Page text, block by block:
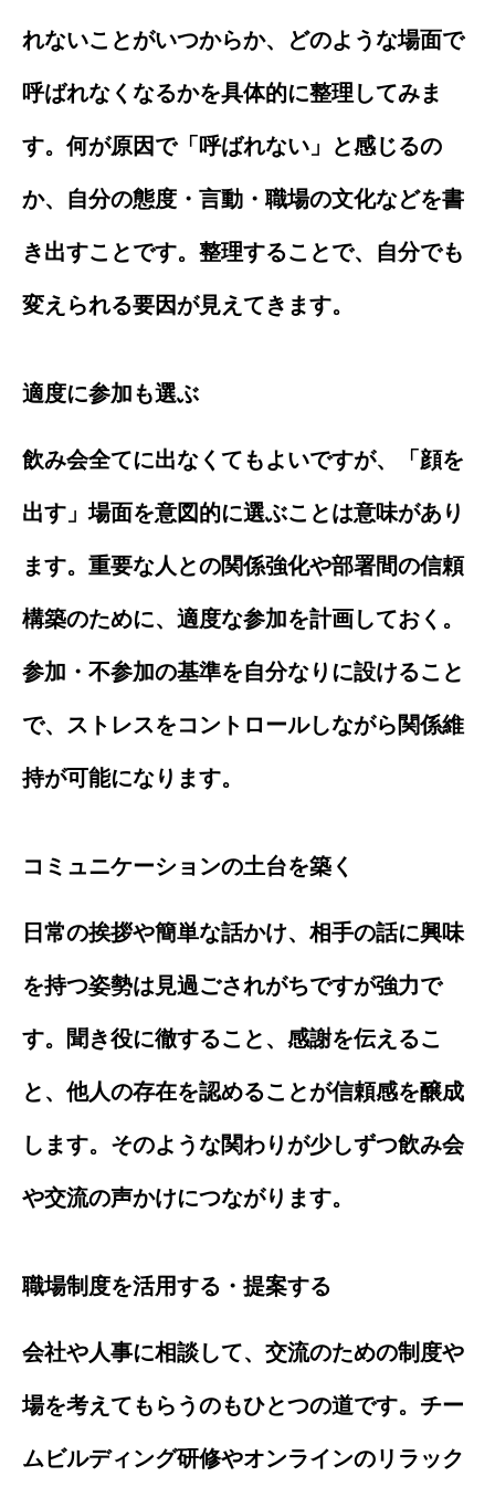
れないことがいつからか、どのような場面で
呼ばれなくなるかを具体的に整理してみま
す。何が原因で「呼ばれない」と感じるの
か、自分の態度・言動・職場の文化などを書
き出すことです。整理することで、自分でも
変えられる要因が見えてきます。
適度に参加も選ぶ
飲み会全てに出なくてもよいですが、「顔を
出す」場面を意図的に選ぶことは意味があり
ます。重要な人との関係強化や部署間の信頼
構築のために、適度な参加を計画しておく。
参加・不参加の基準を自分なりに設けること
で、ストレスをコントロールしながら関係維
持が可能になります。
コミュニケーションの土台を築く
日常の挨拶や簡単な話かけ、相手の話に興味
を持つ姿勢は見過ごされがちですが強力で
す。聞き役に徹すること、感謝を伝えるこ
と、他人の存在を認めることが信頼感を醸成
します。そのような関わりが少しずつ飲み会
や交流の声かけにつながります。
職場制度を活用する・提案する
会社や人事に相談して、交流のための制度や
場を考えてもらうのもひとつの道です。チー
ムビルディング研修やオンラインのリラック